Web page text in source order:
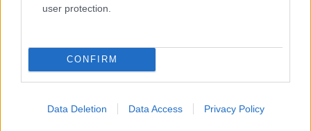
user protection.
CONFIRM
Data Deletion Data Access Privacy Policy
Amerikai női biciklista:
Visszavonulok, mert férfiak ellen
kell indulnom